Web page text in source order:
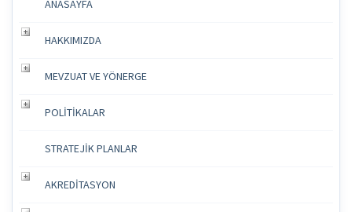
ANASAYFA
HAKKIMIZDA
MEVZUAT VE YÖNERGE
POLİTİKALAR
STRATEJİK PLANLAR
AKREDİTASYON